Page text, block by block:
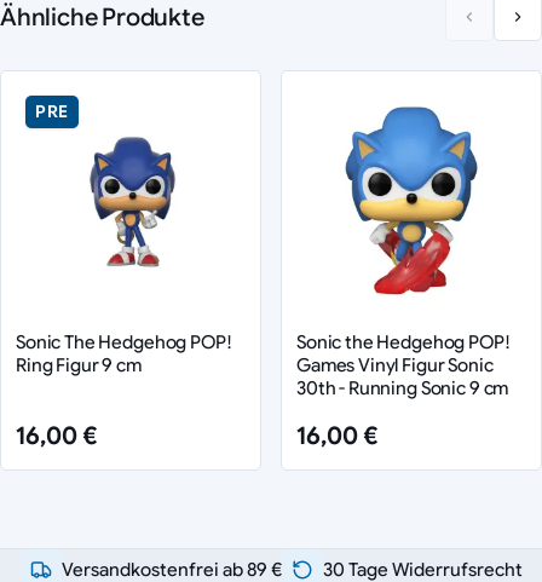
Ähnliche Produkte
PRE
Sonic The Hedgehog POP!
Ring Figur 9 cm
16,00 €
Sonic the Hedgehog POP!
Games Vinyl Figur Sonic
30th - Running Sonic 9 cm
16,00 €
Versandkostenfrei ab 89 €
30 Tage Widerrufsrecht